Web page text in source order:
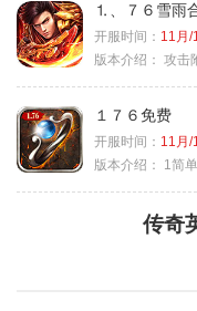
⒈、７６雪雨
开服时间： 11月/
版本介绍： 攻击
１７６免费
开服时间： 11月/
版本介绍：
1简
传奇